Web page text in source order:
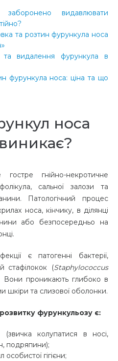
видавлювати
та розтин фурункула носа
та видалення фурункула в
фурункула носа: ціна та що
носа
гнійно-некротичне
сальної залози та
Патологічний процес
носа, кінчику, в ділянці
або безпосередньо на
є патогенні бактерії,
стафілокок (Staphylococcus
Вони проникають глибоко в
шкіри та слизової оболонки.
фурункульозу є:
(звичка колупатися в носі,
подряпини);
гігієни;